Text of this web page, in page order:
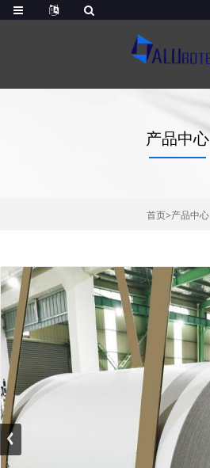
产品中心
首页>产品中心